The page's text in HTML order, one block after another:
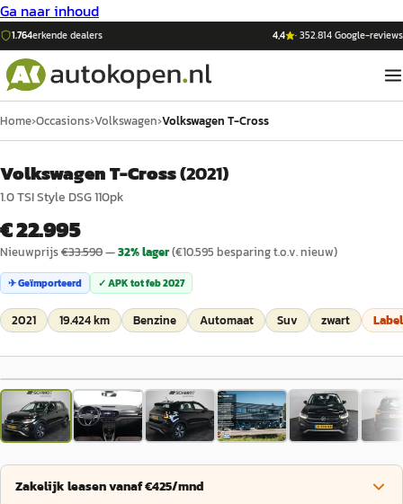
Ga naar inhoud
1.764erkende dealers 4,4 ·352.814Google-reviews
Home›Occasions›Volkswagen›Volkswagen T-Cross
Volkswagen T-Cross(2021)
1.0 TSI Style DSG 110pk
€ 22.995
Nieuwprijs€33.590—32% lager(€10.595 besparing t.o.v. nieuw)
✈ Geïmporteerd ✓ APK totfeb 2027
2021 19.424 km Benzine Automaat Suv zwart
1/28
Zakelijk leasen vanaf €425/mnd